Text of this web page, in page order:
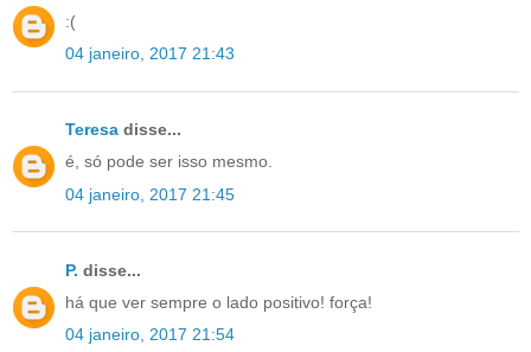
:(
04 janeiro, 2017 21:43
Teresa disse...
é, só pode ser isso mesmo.
04 janeiro, 2017 21:45
P. disse...
há que ver sempre o lado positivo! força!
04 janeiro, 2017 21:54